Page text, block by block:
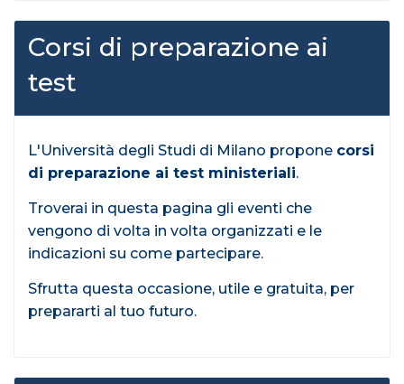
Corsi di preparazione ai
test
L'Università degli Studi di Milano propone corsi
di preparazione ai test ministeriali.
Troverai in questa pagina gli eventi che
vengono di volta in volta organizzati e le
indicazioni su come partecipare.
Sfrutta questa occasione, utile e gratuita, per
prepararti al tuo futuro.